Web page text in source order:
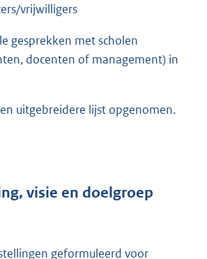
vrijwilligers
gesprekken met scholen
docenten of management) in
uitgebreidere lijst opgenomen.
visie en doelgroep
geformuleerd voor